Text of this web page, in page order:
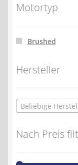
Motortyp
Brushed
Hersteller
Beliebige
Nach Preis